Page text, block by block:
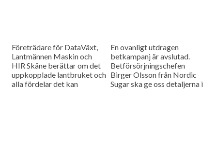
Företrädare för DataVäxt,
Lantmännen Maskin och
HIR Skåne berättar om det
uppkopplade lantbruket och
alla fördelar det kan
En ovanligt utdragen
betkampanj är avslutad.
Betförsörjningschefen
Birger Olsson från Nordic
Sugar ska ge oss detaljerna i